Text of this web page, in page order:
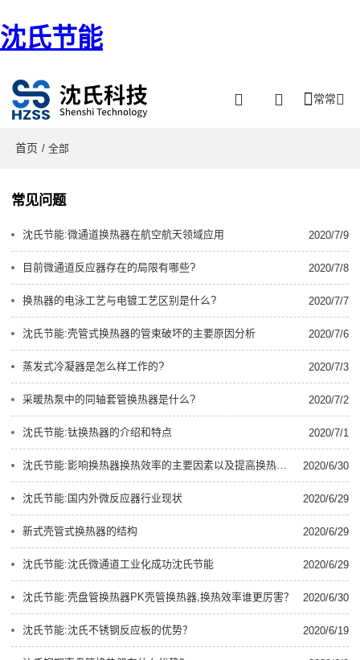
沈氏节能
常常
首页 / 全部
常见问题
沈氏节能:微通道换热器在航空航天领域应用 2020/7/9
目前微通道反应器存在的局限有哪些? 2020/7/8
换热器的电泳工艺与电镀工艺区别是什么? 2020/7/7
沈氏节能:壳管式换热器的管束破坏的主要原因分析 2020/7/6
蒸发式冷凝器是怎么样工作的? 2020/7/3
采暖热泵中的同轴套管换热器是什么? 2020/7/2
沈氏节能:钛换热器的介绍和特点 2020/7/1
沈氏节能:影响换热器换热效率的主要因素以及提高换热效率技术 2020/6/30
沈氏节能:国内外微反应器行业现状 2020/6/29
新式壳管式换热器的结构 2020/6/29
沈氏节能:沈氏微通道工业化成功沈氏节能 2020/6/29
沈氏节能:壳盘管换热器PK壳管换热器,换热效率谁更厉害？ 2020/6/30
沈氏节能:沈氏不锈钢反应板的优势？ 2020/6/19